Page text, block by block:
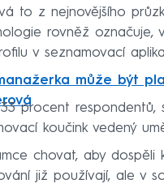
to z nejnovějšího
rovněž označuje,
v seznamovací
může být
procent respondentů,
koučink vedený
chovat, aby dospěli
již používají, ale v